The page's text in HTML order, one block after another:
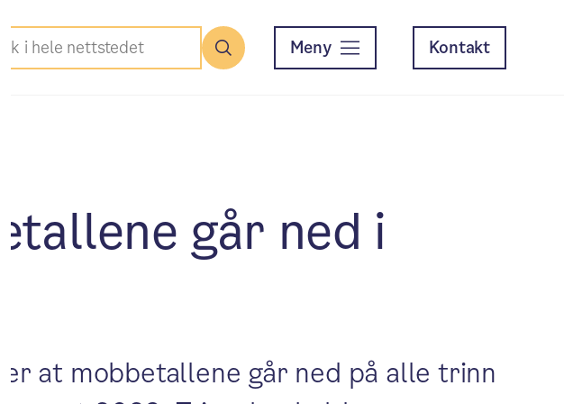
Meny Kontakt
går ned i
at mobbetallene går ned på alle trinn